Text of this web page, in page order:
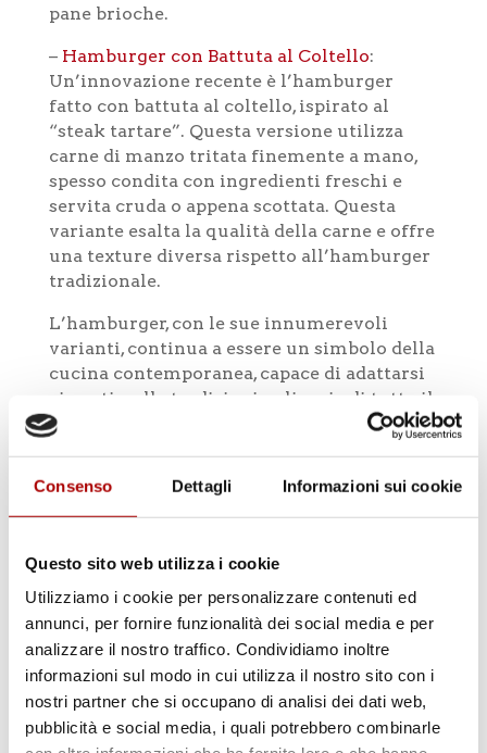
Consenso Dettagli Informazioni sui cookie
Questo sito web utilizza i cookie
Utilizziamo i cookie per personalizzare contenuti ed
annunci, per fornire funzionalità dei social media e per
analizzare il nostro traffico. Condividiamo inoltre
informazioni sul modo in cui utilizza il nostro sito con i
nostri partner che si occupano di analisi dei dati web,
pubblicità e social media, i quali potrebbero combinarle
pane brioche.
– Hamburger con Battuta al Coltello:
Un’innovazione recente è l’hamburger
fatto con battuta al coltello, ispirato al
“steak tartare”. Questa versione utilizza
carne di manzo tritata finemente a mano,
spesso condita con ingredienti freschi e
servita cruda o appena scottata. Questa
variante esalta la qualità della carne e offre
una texture diversa rispetto all’hamburger
tradizionale.
L’hamburger, con le sue innumerevoli
varianti, continua a essere un simbolo della
cucina contemporanea, capace di adattarsi
ai gusti e alle tradizioni culinarie di tutto il
mondo.
Cerca